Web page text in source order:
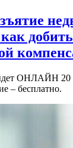
ОНЛАЙН 20
– бесплатно.